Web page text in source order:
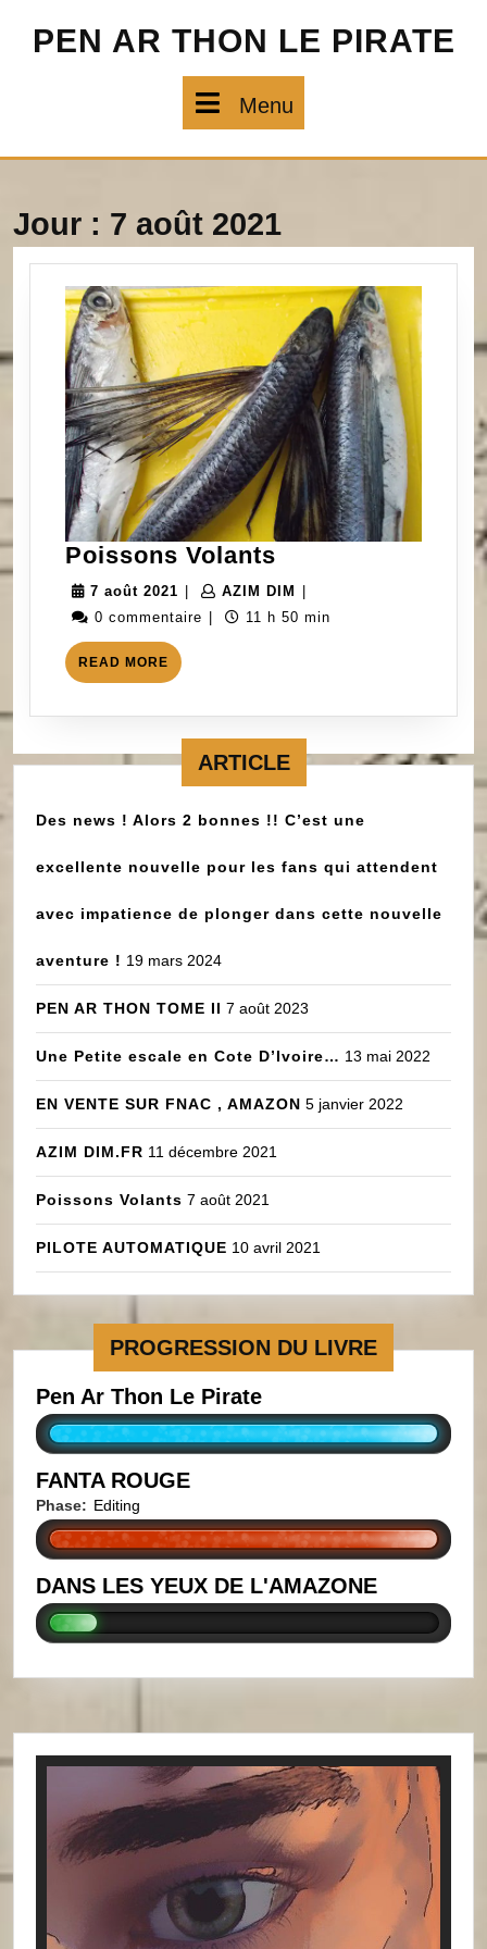
contentPEN AR THON LE PIRATE
Menu
Jour : 7 août 2021
Poissons Volants
Volants
7 août 2021 7
août
| AZIM DIM AZIM
DIM
|
0 commentaire | 11 h 50 min
READ MORE READ
MORE
ARTICLE
Des news ! Alors 2 bonnes !! C’est une
excellente nouvelle pour les fans qui attendent
avec impatience de plonger dans cette nouvelle
aventure ! 19 mars 2024
PEN AR THON TOME II 7 août 2023
Une Petite escale en Cote D’Ivoire… 13 mai 2022
EN VENTE SUR FNAC , AMAZON 5 janvier 2022
AZIM DIM.FR 11 décembre 2021
Poissons Volants 7 août 2021
PILOTE AUTOMATIQUE 10 avril 2021
PROGRESSION DU LIVRE
Pen Ar Thon Le Pirate
FANTA ROUGE
Phase: Editing
DANS LES YEUX DE L'AMAZONE